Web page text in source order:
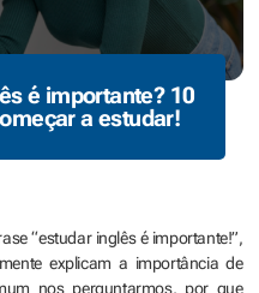
é importante? 10
a estudar!
“estudar inglês é importante!”,
explicam a importância de
nos perguntarmos, por que